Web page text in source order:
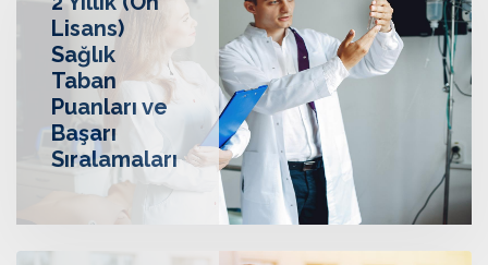
2 Yıllık (Ön
Lisans)
Sağlık
Taban
Puanları ve
Başarı
Sıralamaları